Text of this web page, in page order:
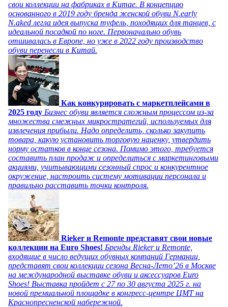
свои коллекции на фабриках в Китае. В концепцию
основанного в 2019 году бренда женской обуви N.early
N.aked легла идея выпуска туфель, походящих для танцев, с
идеальной посадкой по ноге. Первоначально обувь
отшивалась в Европе, но уже в 2022 году производство
обуви перенесли в Китай.
Как конкурировать с маркетплейсами в
2025 году Бизнес обуви является сложным процессом из-за
множества смежных микростратегий, используемых для
извлечения прибыли. Надо определить, сколько закупить
товара, какую установить торговую наценку, утвердить
норму остатков в конце сезона. Помимо этого, требуется
составить план продаж и определиться с маркетинговыми
акциями, учитывающими сезонный спрос и конкурентное
окружение, настроить систему мотивации персонала и
правильно расставить точки контроля.
Rieker и Remonte представят свои новые
коллекции на Euro Shoes! Бренды Rieker и Remonte,
входящие в число ведущих обувных компаний Германии,
представят свои коллекции сезона Весна-Лето’26 в Москве
на международной выставке обуви и аксессуаров Euro
Shoes! Выставка пройдет c 27 по 30 августа 2025 г. на
новой премиальной площадке в конгресс-центре ЦМТ на
Краснопресненской набережной.